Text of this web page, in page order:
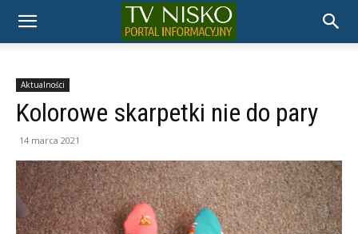
TELEWIZJA
NISKO
Aktualności
Kolorowe skarpetki nie do pary
14 marca 2021